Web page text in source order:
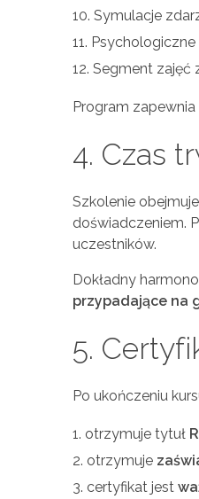
Symulacje
Segment zajęć
Program
4. Czas
Szkolenie obejmuje
doświadczeniem.
uczestników.
Dokładny
przypadające na
5.
Po ukończeniu
otrzymuje tytuł
otrzymuje
certyfikat jest